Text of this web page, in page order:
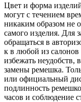
Цвет и форма
могут с течением
никаким образом не
самого изделия. Для
обращаться в
к в любой из
избежать неудобств,
замены ремешка.
или официальный
подлинность
часов и соблюдение